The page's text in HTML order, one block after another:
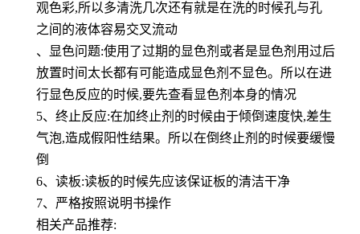
观色彩,所以多清洗几次还有就是在洗的时候孔与孔
之间的液体容易交叉流动
、显色问题:使用了过期的显色剂或者是显色剂用过后
放置时间太长都有可能造成显色剂不显色。所以在进
行显色反应的时候,要先查看显色剂本身的情况
5、终止反应:在加终止剂的时候由于倾倒速度快,差生
气泡,造成假阳性结果。所以在倒终止剂的时候要缓慢
倒
6、读板:读板的时候先应该保证板的清洁干净
7、严格按照说明书操作
相关产品推荐: